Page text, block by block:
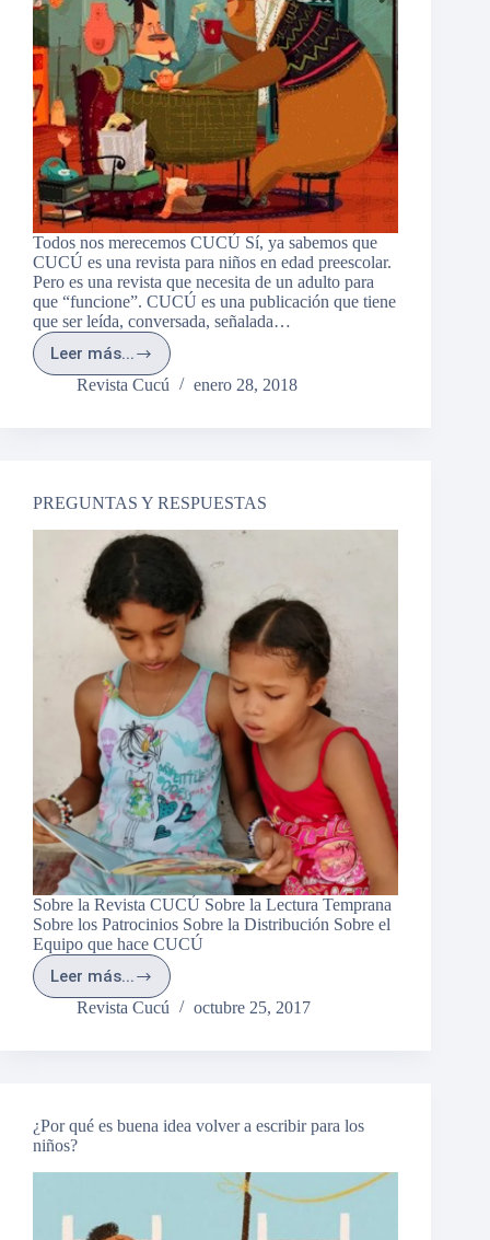
Todos nos merecemos CUCÚ Sí, ya sabemos que
CUCÚ es una revista para niños en edad preescolar.
Pero es una revista que necesita de un adulto para
que “funcione”. CUCÚ es una publicación que tiene
que ser leída, conversada, señalada…
Leer más...
Todos
nos
Revista Cucú enero 28, 2018
PREGUNTAS Y RESPUESTAS
Sobre la Revista CUCÚ Sobre la Lectura Temprana
Sobre los Patrocinios Sobre la Distribución Sobre el
Equipo que hace CUCÚ
Leer más...PREGUNTAS
Y
Revista Cucú octubre 25, 2017
¿Por qué es buena idea volver a escribir para los
niños?